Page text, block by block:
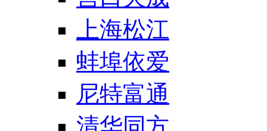
上海松江
蚌埠依爱
尼特富通
清华同方